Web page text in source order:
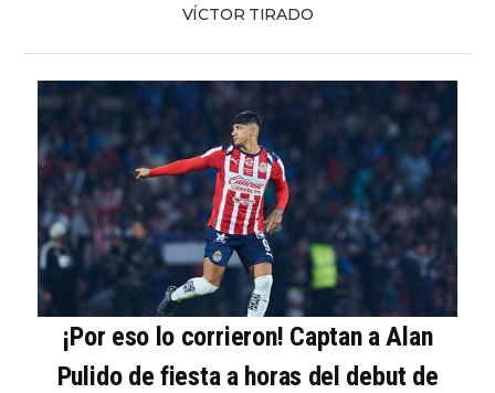
VÍCTOR TIRADO
¡Por eso lo corrieron! Captan a Alan
Pulido de fiesta a horas del debut de